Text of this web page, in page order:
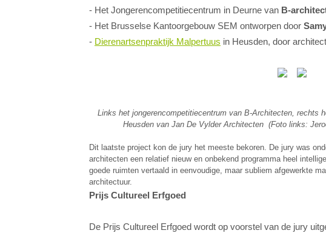
- Het Jongerencompetitiecentrum in Deurne van B-
- Het Brusselse Kantoorgebouw SEM ontworpen door
- Dierenartsenpraktijk Malpertuus in Heusden, door
Links het jongerencompetitiecentrum van B-Architecten, rechts
Heusden van Jan De Vylder Architecten (Foto links:
Dit laatste project kon de jury het meeste bekoren. De jury was
architecten een relatief nieuw en onbekend programma heel
goede ruimten vertaald in eenvoudige, maar subliem afgewerkte
architectuur.
Prijs Cultureel Erfgoed
De Prijs Cultureel Erfgoed wordt op voorstel van de jury